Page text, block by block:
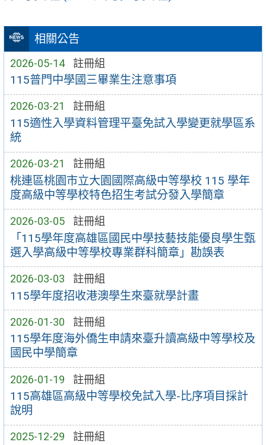
相關公告
2026-05-14 註冊組
115普門中學國三畢業生注意事項
2026-03-21 註冊組
115適性入學資料管理平臺免試入學變更就學區系
統
2026-03-21 註冊組
桃連區桃園市立大園國際高級中等學校 115 學年
度高級中等學校特色招生考試分發入學簡章
2026-03-05 註冊組
「115學年度高雄區國民中學技藝技能優良學生甄
選入學高級中等學校專業群科簡章」勘誤表
2026-03-03 註冊組
115學年度招收港澳學生來臺就學計畫
2026-01-30 註冊組
115學年度海外僑生申請來臺升讀高級中等學校及
國民中學簡章
2026-01-19 註冊組
115高雄區高級中等學校免試入學-比序項目採計
說明
2025-12-29 註冊組